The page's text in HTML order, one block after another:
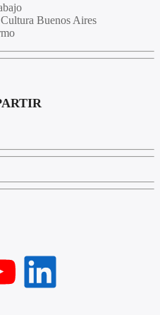
Buenos Aires
LinkedIn